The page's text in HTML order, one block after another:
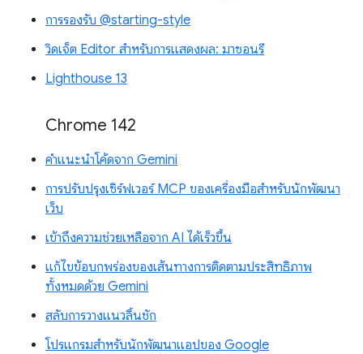
การรองรับ @starting-style
วิดเจ็ต Editor สำหรับการแสดงผล: มาซอนรี
Lighthouse 13
Chrome 142
คำแนะนำโค้ดจาก Gemini
การปรับปรุงเซิร์ฟเวอร์ MCP ของเครื่องมือสำหรับนักพัฒนา
เว็บ
เข้าถึงความช่วยเหลือจาก AI ได้เร็วขึ้น
แก้ไขข้อบกพร่องของเส้นทางการติดตามประสิทธิภาพ
ทั้งหมดด้วย Gemini
สลับการวางแนวลิ้นชัก
โปรแกรมสำหรับนักพัฒนาแอปของ Google